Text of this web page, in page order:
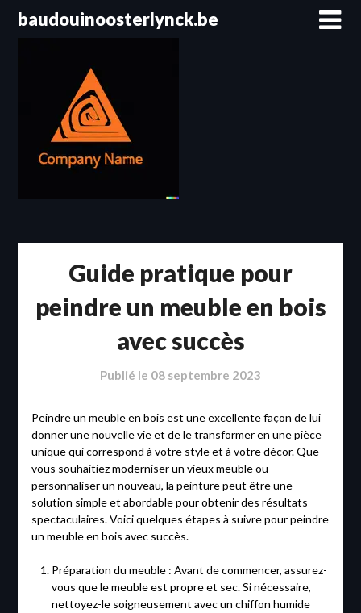
Passerbaudouinoosterlynck.be
Guide pratique pour
peindre un meuble en bois
avec succès
Publié le 08 septembre 2023
Peindre un meuble en bois est une excellente façon de lui
donner une nouvelle vie et de le transformer en une pièce
unique qui correspond à votre style et à votre décor. Que
vous souhaitiez moderniser un vieux meuble ou
personnaliser un nouveau, la peinture peut être une
solution simple et abordable pour obtenir des résultats
spectaculaires. Voici quelques étapes à suivre pour peindre
un meuble en bois avec succès.
Préparation du meuble : Avant de commencer, assurez-
vous que le meuble est propre et sec. Si nécessaire,
nettoyez-le soigneusement avec un chiffon humide